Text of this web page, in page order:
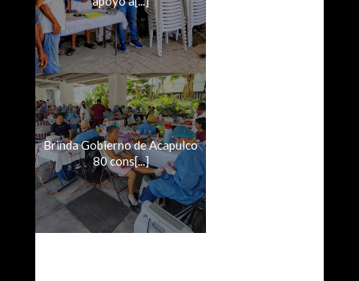
Brinda Gobierno de Acapulco
80 cons[...]